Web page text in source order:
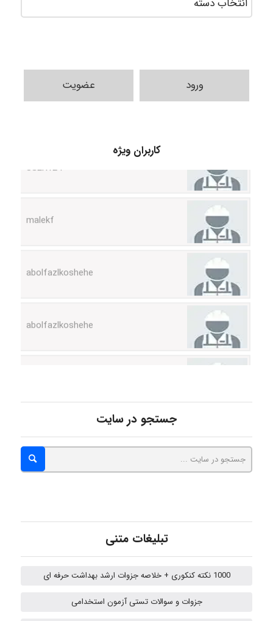
ورود عضویت
کاربران ویژه
fatima
Jafar Tym
جستجو در سایت
تبلیغات متنی
1000 نکته کنکوری + خلاصه جزوات ارشد بهداشت حرفه ای
جزوات و سوالات تستی آزمون استخدامی